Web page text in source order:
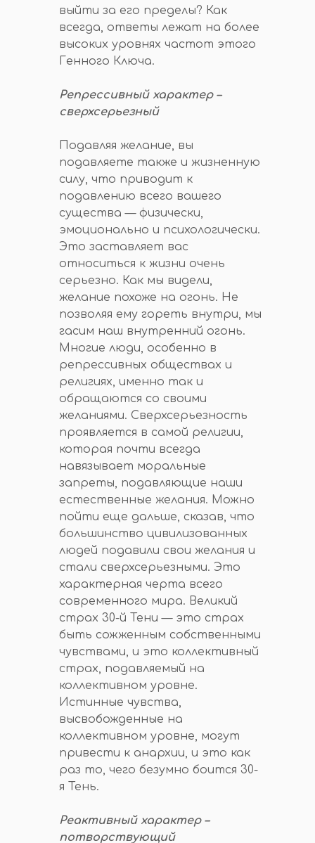
выйти за его пределы? Как
всегда, ответы лежат на более
высоких уровнях частот этого
Генного Ключа.
Репрессивный характер –
сверхсерьезный
Подавляя желание, вы
подавляете также и жизненную
силу, что приводит к
подавлению всего вашего
существа — физически,
эмоционально и психологически.
Это заставляет вас
относиться к жизни очень
серьезно. Как мы видели,
желание похоже на огонь. Не
позволяя ему гореть внутри, мы
гасим наш внутренний огонь.
Многие люди, особенно в
репрессивных обществах и
религиях, именно так и
обращаются со своими
желаниями. Сверхсерьезность
проявляется в самой религии,
которая почти всегда
навязывает моральные
запреты, подавляющие наши
естественные желания. Можно
пойти еще дальше, сказав, что
большинство цивилизованных
людей подавили свои желания и
стали сверхсерьезными. Это
характерная черта всего
современного мира. Великий
страх 30-й Тени — это страх
быть сожженным собственными
чувствами, и это коллективный
страх, подавляемый на
коллективном уровне.
Истинные чувства,
высвобожденные на
коллективном уровне, могут
привести к анархии, и это как
раз то, чего безумно боится 30-
я Тень.
Реактивный характер –
потворствующий